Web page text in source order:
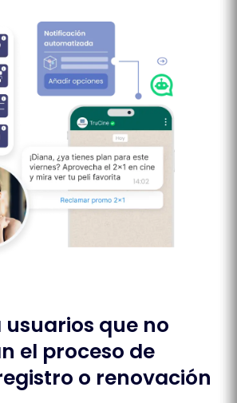
usuarios que no
el proceso de
o renovación